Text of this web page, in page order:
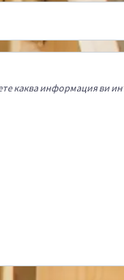
каква информация ви